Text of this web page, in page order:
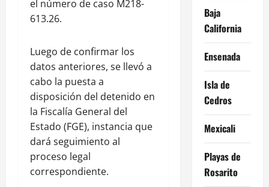
el número de caso M218-
613.26.
Luego de confirmar los
datos anteriores, se llevó a
cabo la puesta a
disposición del detenido en
la Fiscalía General del
Estado (FGE), instancia que
dará seguimiento al
proceso legal
correspondiente.
Baja
California
Ensenada
Isla de
Cedros
Mexicali
Playas de
Rosarito